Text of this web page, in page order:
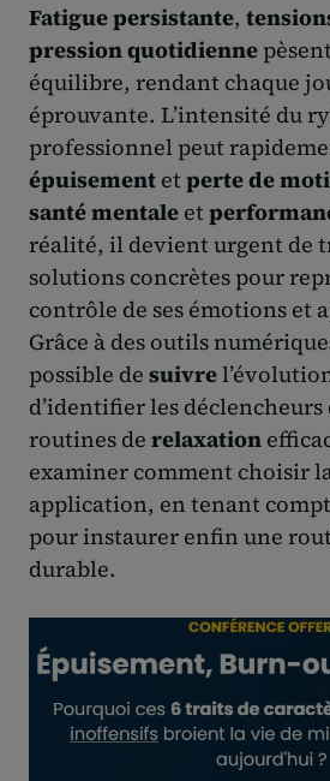
Fatigue persistante,
pression quotidienne
équilibre, rendant chaque
éprouvante. L’intensité du
professionnel peut
épuisement et perte de
santé mentale et
réalité, il devient urgent de
solutions concrètes pour
contrôle de ses émotions et
Grâce à des outils
possible de suivre
d’identifier les déclencheurs
routines de relaxation
examiner comment choisir
application, en tenant
pour instaurer enfin une
durable.